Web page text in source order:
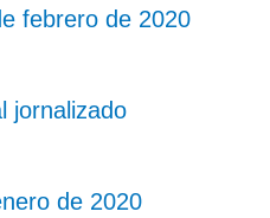
febrero de 2020
jornalizado
de 2020